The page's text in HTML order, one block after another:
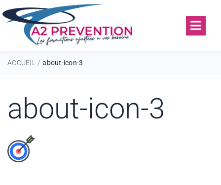
ACCUEIL / about-icon-3
about-icon-3